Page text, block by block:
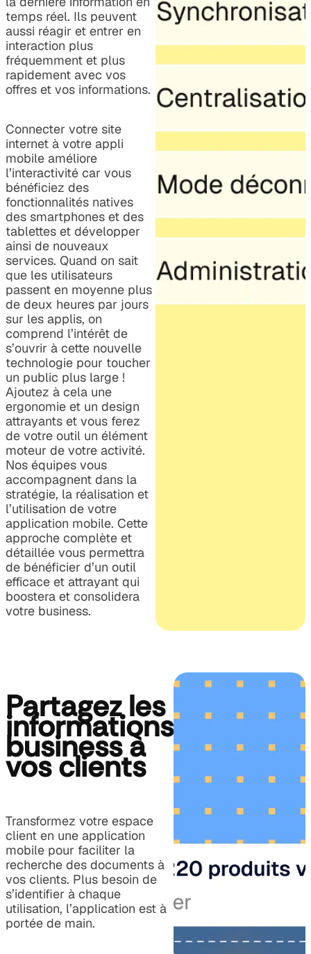
temps réel. Ils peuvent
aussi réagir et entrer en
interaction plus
fréquemment et plus
rapidement avec vos
offres et vos informations.
Connecter votre site
internet à votre appli
mobile améliore
l’interactivité car vous
bénéficiez des
fonctionnalités natives
des smartphones et des
tablettes et développer
ainsi de nouveaux
services. Quand on sait
que les utilisateurs
passent en moyenne plus
de deux heures par jours
sur les applis, on
comprend l’intérêt de
s’ouvrir à cette nouvelle
technologie pour toucher
un public plus large !
Ajoutez à cela une
ergonomie et un design
attrayants et vous ferez
de votre outil un élément
moteur de votre activité.
Nos équipes vous
accompagnent dans la
stratégie, la réalisation et
l’utilisation de votre
application mobile. Cette
approche complète et
détaillée vous permettra
de bénéficier d’un outil
efficace et attrayant qui
boostera et consolidera
votre business.
Partagez les
informations
business à
vos clients
Transformez votre espace
client en une application
mobile pour faciliter la
recherche des documents à
vos clients. Plus besoin de
s’identifier à chaque
utilisation, l’application est à
portée de main.